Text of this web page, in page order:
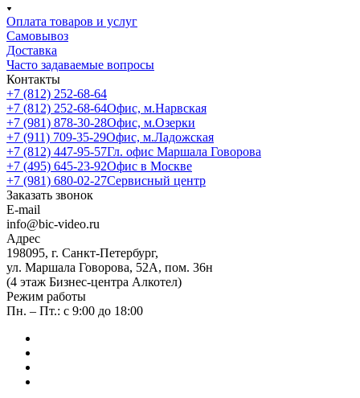
Оплата товаров и услуг
Самовывоз
Доставка
Часто задаваемые вопросы
Контакты
+7 (812) 252-68-64
+7 (812) 252-68-64Офис, м.Нарвская
+7 (981) 878-30-28Офис, м.Озерки
+7 (911) 709-35-29Офис, м.Ладожская
+7 (812) 447-95-57Гл. офис Маршала Говорова
+7 (495) 645-23-92Офис в Москве
+7 (981) 680-02-27Сервисный центр
Заказать звонок
E-mail
info@bic-video.ru
Адрес
198095, г. Санкт-Петербург,
ул. Маршала Говорова, 52А, пом. 36н
(4 этаж Бизнес-центра Алкотел)
Режим работы
Пн. – Пт.: с 9:00 до 18:00